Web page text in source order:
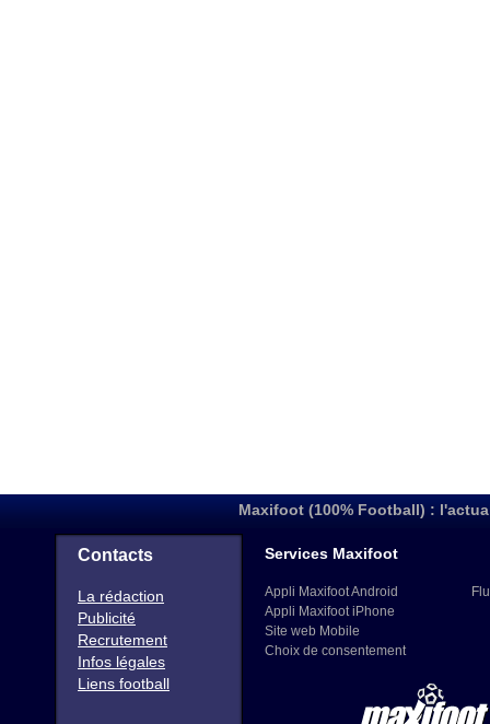
Maxifoot (100% Football) :
Contacts
La rédaction
Publicité
Recrutement
Infos légales
Liens football
Services Maxifoot
Appli Maxifoot Android
Appli Maxifoot iPhone
Site web Mobile
Choix de consentement